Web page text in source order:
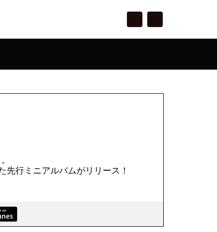
行ミニアルバムがリリース！